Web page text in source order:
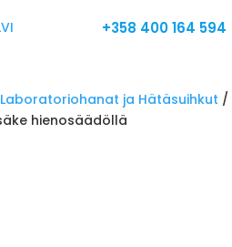
+358 400 164 594
Laboratoriohanat ja Hätäsuihkut /
hienosäädöllä